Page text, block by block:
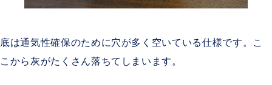
底は通気性確保のために穴が多く空いている仕様です。こ
こから灰がたくさん落ちてしまいます。